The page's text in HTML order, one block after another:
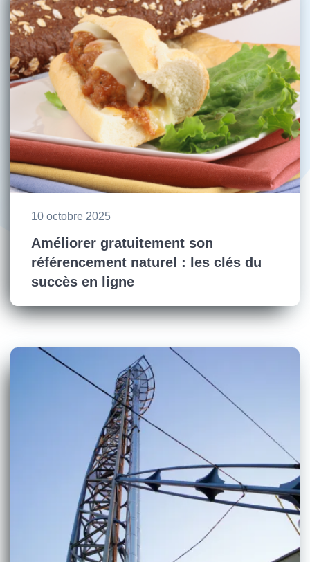
10 octobre 2025
Améliorer gratuitement son
référencement naturel : les clés du
succès en ligne